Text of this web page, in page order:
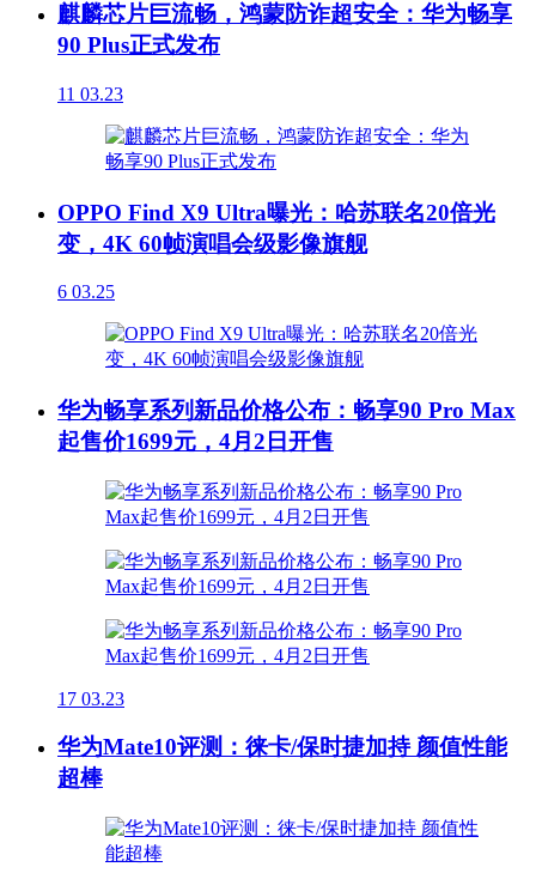
麒麟芯片巨流畅，鸿蒙防诈超安全：华为畅享
90 Plus正式发布
11 03.23
OPPO Find X9 Ultra曝光：哈苏联名20倍光
变，4K 60帧演唱会级影像旗舰
6 03.25
华为畅享系列新品价格公布：畅享90 Pro Max
起售价1699元，4月2日开售
17 03.23
华为Mate10评测：徕卡/保时捷加持 颜值性能
超棒